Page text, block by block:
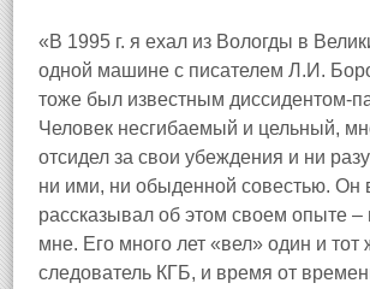
«В 1995 г. я ехал из Вологды в
одной машине с писателем Л.И.
тоже был известным
Человек несгибаемый и цельный,
отсидел за свои убеждения и ни
ни ими, ни обыденной совестью. Он
рассказывал об этом своем опыте –
мне. Его много лет «вел» один и тот
следователь КГБ, и время от